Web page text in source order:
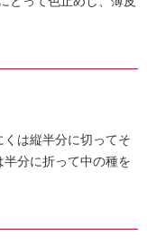
は縦半分に切ってそ
分に折って中の種を